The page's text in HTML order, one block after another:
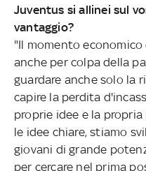
Juventus si allinei sul
vantaggio?
"Il momento
anche per colpa della
guardare anche solo la
capire la perdita
proprie idee e la
le idee chiare, stiamo
giovani di grande
per cercare nel prima